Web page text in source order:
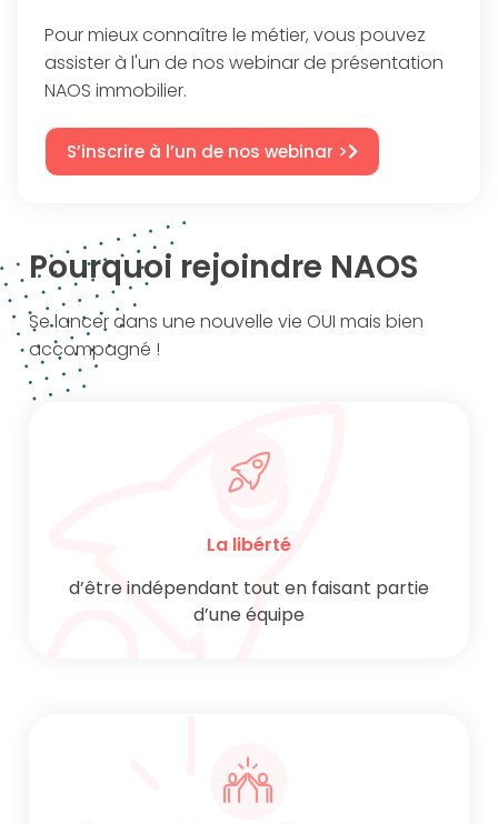
Pour mieux connaître le métier, vous pouvez
assister à l'un de nos webinar de présentation
NAOS immobilier.
S’inscrire à l’un de nos webinar >
Pourquoi rejoindre NAOS
Se lancer dans une nouvelle vie OUI mais bien
accompagné !
La libérté
d’être indépendant tout en faisant partie
d’une équipe